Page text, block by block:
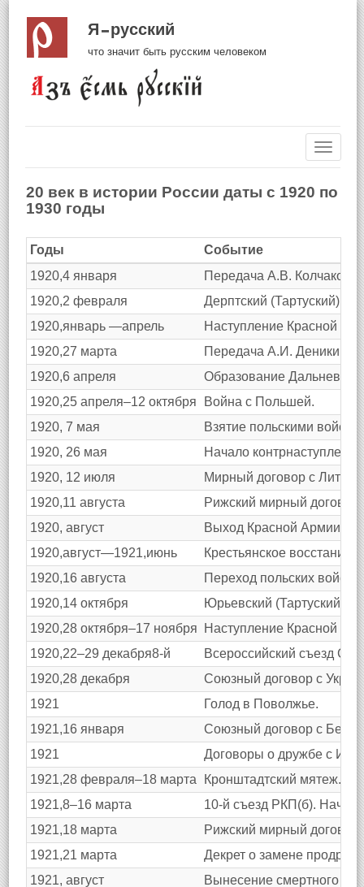
Я русский
что значит быть русским человеком
20 век в истории России даты с 1920 по
1930 годы
Годы
Событие
1920,4 января
Передача А.В. Колчаком
1920,2 февраля
Дерптский (Тартуский)
1920,январь —апрель
Наступление Красной
1920,27 марта
Передача А.И.
1920,6 апреля
Образование
1920,25 апреля–12 октября
Война с Польшей.
1920, 7 мая
Взятие польскими
1920, 26 мая
Начало
1920, 12 июля
Мирный договор с
1920,11 августа
Рижский мирный договор
1920, август
Выход Красной Армии к
1920,август—1921,июнь
Крестьянское
1920,16 августа
Переход польских войск
1920,14 октября
Юрьевский (Тартуский)
1920,28 октября–17 ноября
Наступление Красной
1920,22–29 декабря8-й
Всероссийский съезд
1920,28 декабря
Союзный договор с
1921
Голод в Поволжье.
1921,16 января
Союзный договор с
1921
Договоры о дружбе с
1921,28 февраля–18 марта
Кронштадтский мятеж.
1921,8–16 марта
10-й съезд РКП(б).
1921,18 марта
Рижский мирный
1921,21 марта
Декрет о замене
1921, август
Вынесение смертного